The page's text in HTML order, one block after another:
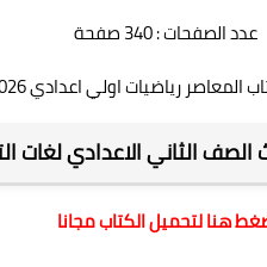
عدد الصفحات : 340 صفحة
المعاصر رياضيات اولي اعدادي 2026
الثاني الاعدادي لغات الترم
هنا لتحميل الكتاب مجانا